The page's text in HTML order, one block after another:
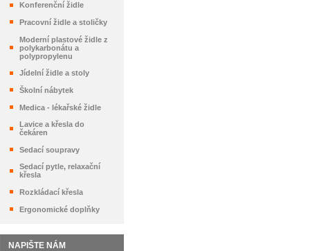
Konferenční židle
Pracovní židle a stoličky
Moderní plastové židle z
polykarbonátu a
polypropylenu
Jídelní židle a stoly
Školní nábytek
Medica - lékařské židle
Lavice a křesla do
čekáren
Sedací soupravy
Sedací pytle, relaxační
křesla
Rozkládací křesla
Ergonomické doplňky
NAPIŠTE NÁM